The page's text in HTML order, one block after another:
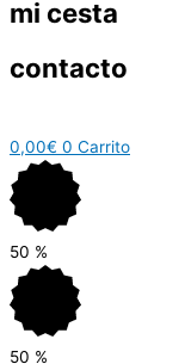
mi cesta
contacto
0,00€ 0 Carrito
50 %
50 %